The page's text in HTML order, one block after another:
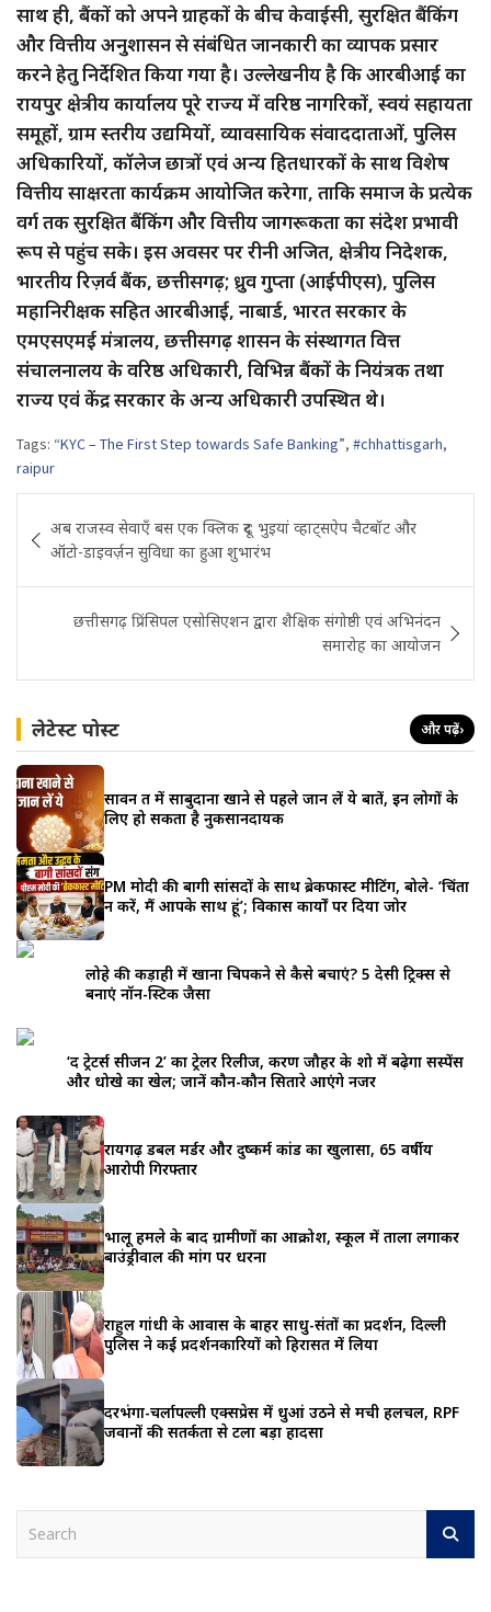
साथ ही, बैंकों को अपने ग्राहकों के बीच केवाईसी, सुरक्षित बैंकिंग
और वित्तीय अनुशासन से संबंधित जानकारी का व्यापक प्रसार
करने हेतु निर्देशित किया गया है। उल्लेखनीय है कि आरबीआई का
रायपुर क्षेत्रीय कार्यालय पूरे राज्य में वरिष्ठ नागरिकों, स्वयं सहायता
समूहों, ग्राम स्तरीय उद्यमियों, व्यावसायिक संवाददाताओं, पुलिस
अधिकारियों, कॉलेज छात्रों एवं अन्य हितधारकों के साथ विशेष
वित्तीय साक्षरता कार्यक्रम आयोजित करेगा, ताकि समाज के प्रत्येक
वर्ग तक सुरक्षित बैंकिंग और वित्तीय जागरूकता का संदेश प्रभावी
रूप से पहुंच सके। इस अवसर पर रीनी अजित, क्षेत्रीय निदेशक,
भारतीय रिज़र्व बैंक, छत्तीसगढ़; ध्रुव गुप्ता (आईपीएस), पुलिस
महानिरीक्षक सहित आरबीआई, नाबार्ड, भारत सरकार के
एमएसएमई मंत्रालय, छत्तीसगढ़ शासन के संस्थागत वित्त
संचालनालय के वरिष्ठ अधिकारी, विभिन्न बैंकों के नियंत्रक तथा
राज्य एवं केंद्र सरकार के अन्य अधिकारी उपस्थित थे।
Tags: “KYC – The First Step towards Safe Banking”, #chhattisgarh,
raipur
navigation
अब राजस्व सेवाएँ बस एक क्लिक दूर: भुइयां व्हाट्सऐप चैटबॉट और
ऑटो-डाइवर्ज़न सुविधा का हुआ शुभारंभ
छत्तीसगढ़ प्रिंसिपल एसोसिएशन द्वारा शैक्षिक संगोष्ठी एवं अभिनंदन
समारोह का आयोजन
लेटेस्ट पोस्ट और पढ़ें›
सावन व्रत में साबुदाना खाने से पहले जान लें ये बातें, इन लोगों के
लिए हो सकता है नुकसानदायक
PM मोदी की बागी सांसदों के साथ ब्रेकफास्ट मीटिंग, बोले- ‘चिंता
न करें, मैं आपके साथ हूं’; विकास कार्यों पर दिया जोर
लोहे की कड़ाही में खाना चिपकने से कैसे बचाएं? 5 देसी ट्रिक्स से
बनाएं नॉन-स्टिक जैसा
‘द ट्रेटर्स सीजन 2’ का ट्रेलर रिलीज, करण जौहर के शो में बढ़ेगा सस्पेंस
और धोखे का खेल; जानें कौन-कौन सितारे आएंगे नजर
रायगढ़ डबल मर्डर और दुष्कर्म कांड का खुलासा, 65 वर्षीय
आरोपी गिरफ्तार
भालू हमले के बाद ग्रामीणों का आक्रोश, स्कूल में ताला लगाकर
बाउंड्रीवाल की मांग पर धरना
राहुल गांधी के आवास के बाहर साधु-संतों का प्रदर्शन, दिल्ली
पुलिस ने कई प्रदर्शनकारियों को हिरासत में लिया
दरभंगा-चर्लापल्ली एक्सप्रेस में धुआं उठने से मची हलचल, RPF
जवानों की सतर्कता से टला बड़ा हादसा